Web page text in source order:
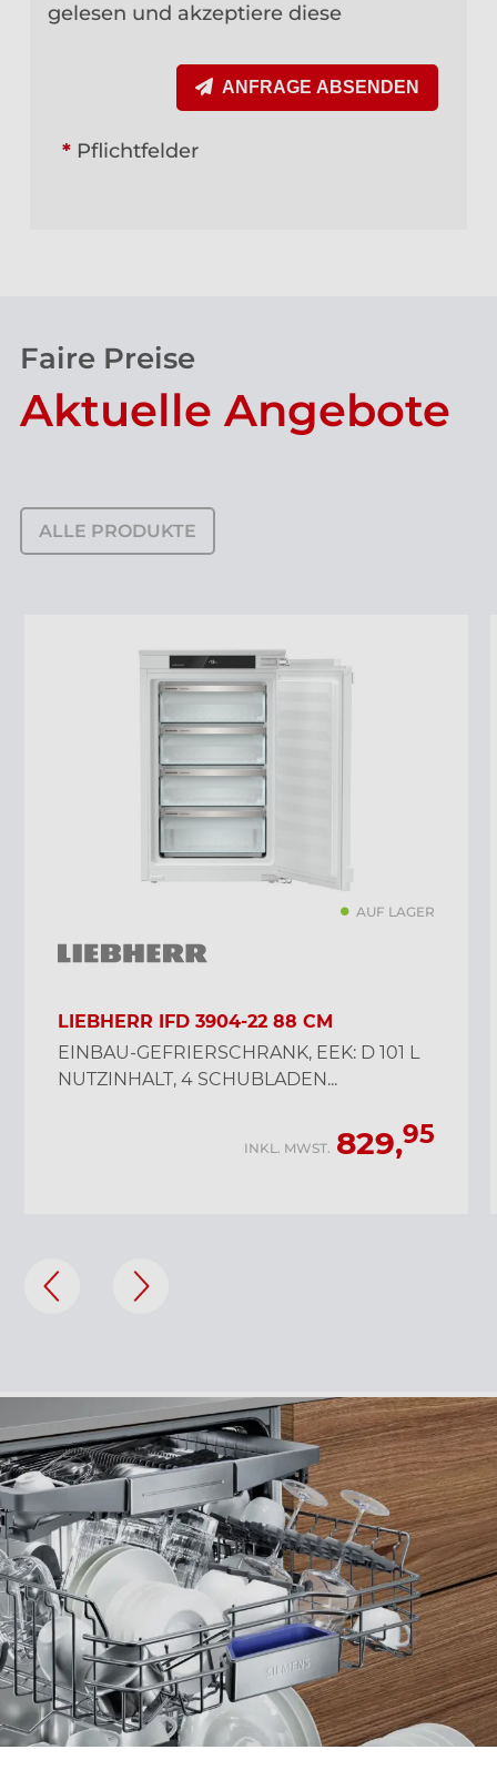
gelesen und akzeptiere diese
ANFRAGE ABSENDEN
*Pflichtfelder
Faire Preise
Aktuelle Angebote
ALLE PRODUKTE
AUF LAGER
LIEBHERR IFD 3904-22 88 CM
EINBAU-GEFRIERSCHRANK, EEK: D 101 L
NUTZINHALT, 4 SCHUBLADEN...
INKL. MWST. 829,95